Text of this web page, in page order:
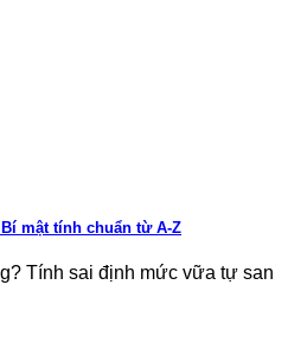
mật tính chuẩn từ A-Z
Tính sai định mức vữa tự san